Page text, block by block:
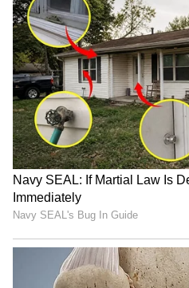
கொண்டு
உக்ரைனில்
இந்தியாவில்
முடியாது... மத்திய